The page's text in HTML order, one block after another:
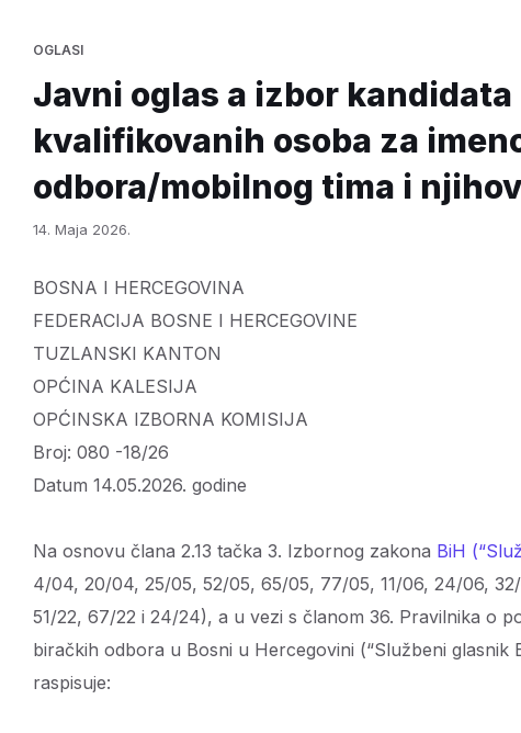
OGLASI
Javni oglas a izbor
kvalifikovanih osoba za
odbora/mobilnog tima i
14. Maja 2026.
BOSNA I HERCEGOVINA
FEDERACIJA BOSNE I HERCEGOVINE
TUZLANSKI
OPĆINA KALESIJA
OPĆINSKA IZBORNA KOMISIJA
Broj: 080 -18/26
Datum 14.05.2026. godine
Na osnovu člana 2.13 tačka 3. Izbornog zakona BiH
4/04, 20/04, 25/05, 52/05, 65/05, 77/05, 11/06, 24/06,
51/22, 67/22 i 24/24), a u vezi s članom 36. Pravilnika o
biračkih odbora u Bosni u Hercegovini (“Službeni glasnik
raspisuje: